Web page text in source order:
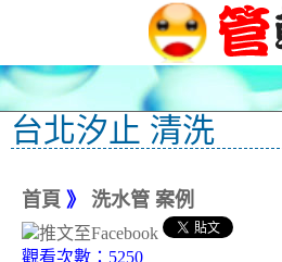
台北汐止 清洗
首頁 》 洗水管 案例
觀看次數：5250